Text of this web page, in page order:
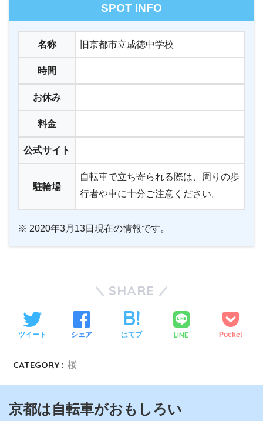
SPOT INFO
名称 旧京都市立成徳中学校
時間
お休み
料金
公式サイト
駐輪場
自転車で立ち寄られる際は、周りの歩
行者や車に十分ご注意ください。
※ 2020年3月13日現在の情報です。
SHARE
ツイート シェア はてブ LINE Pocket
CATEGORY : 桜
京都は自転車がおもしろい